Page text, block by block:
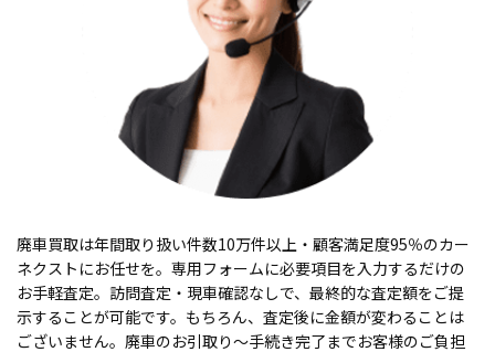
廃車買取は年間取り扱い件数10万件以上・顧客満足度95％のカー
ネクストにお任せを。専用フォームに必要項目を入力するだけの
お手軽査定。訪問査定・現車確認なしで、最終的な査定額をご提
示することが可能です。もちろん、査定後に金額が変わることは
ございません。廃車のお引取り〜手続き完了までお客様のご負担